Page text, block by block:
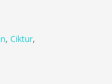
, Ciktur,